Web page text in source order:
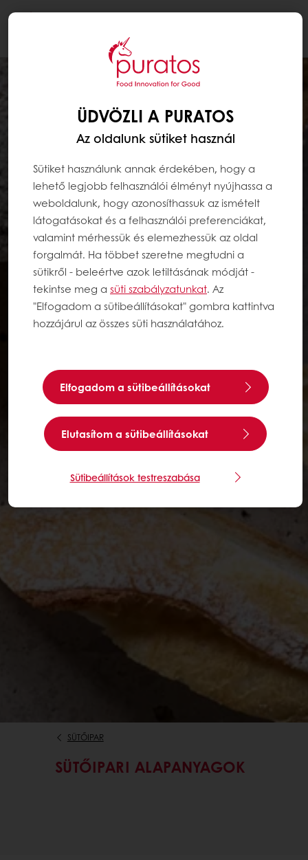
SÜTŐIPAR
SÜTŐIPARI ALAPANYAGOK
ÜDVÖZLI A PURATOS
Az oldalunk sütiket használ
Sütiket használunk annak érdekében, hogy a
lehető legjobb felhasználói élményt nyújhassa a
weboldalunk, hogy azonosíthassuk az ismételt
látogatásokat és a felhasználói preferenciákat,
valamint mérhessük és elemezhessük az oldal
forgalmát. Ha többet szeretne megtudni a
sütikről - beleértve azok letiltásának módját -
tekintse meg a süti szabályzatunkat. Az
"Elfogadom a sütibeállításokat" gombra kattintva
hozzájárul az összes süti használatához.
Elfogadom a sütibeállításokat
Elutasítom a sütibeállításokat
Sütibeállítások testreszabása